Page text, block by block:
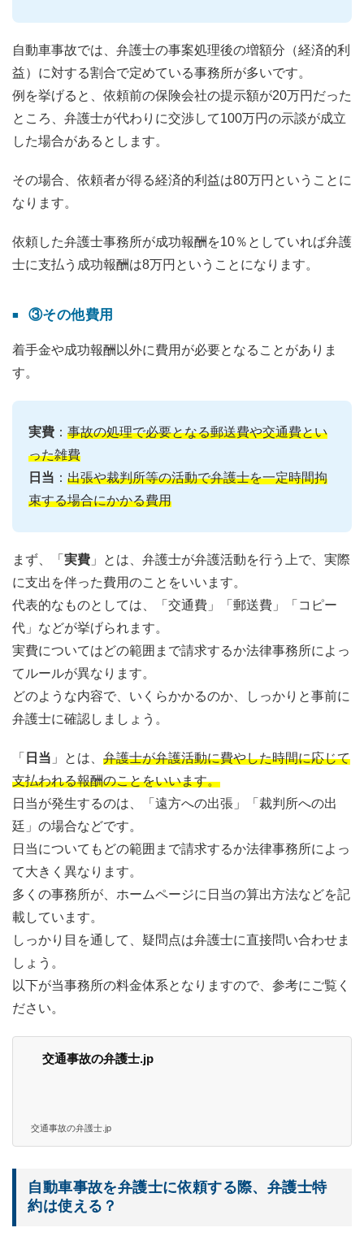
自動車事故では、弁護士の事案処理後の増額分（経済的利
益）に対する割合で定めている事務所が多いです。
例を挙げると、依頼前の保険会社の提示額が20万円だった
ところ、弁護士が代わりに交渉して100万円の示談が成立
した場合があるとします。
その場合、依頼者が得る経済的利益は80万円ということに
なります。
依頼した弁護士事務所が成功報酬を10％としていれば弁護
士に支払う成功報酬は8万円ということになります。
③その他費用
着手金や成功報酬以外に費用が必要となることがありま
す。
実費 ： 事故の処理で必要となる郵送費や交通費とい
った雑費
日当 ： 出張や裁判所等の活動で弁護士を一定時間拘
束する場合にかかる費用
まず、「 実費 」とは、弁護士が弁護活動を行う上で、実際
に支出を伴った費用のことをいいます。
代表的なものとしては、「交通費」「郵送費」「コピー
代」などが挙げられます。
実費についてはどの範囲まで請求するか法律事務所によっ
てルールが異なります。
どのような内容で、いくらかかるのか、しっかりと事前に
弁護士に確認しましょう。
「 日当 」とは、 弁護士が弁護活動に費やした時間に応じて
支払われる報酬のことをいいます。
日当が発生するのは、「遠方への出張」「裁判所への出
廷」の場合などです。
日当についてもどの範囲まで請求するか法律事務所によっ
て大きく異なります。
多くの事務所が、ホームページに日当の算出方法などを記
載しています。
しっかり目を通して、疑問点は弁護士に直接問い合わせま
しょう。
以下が当事務所の料金体系となりますので、参考にご覧く
ださい。
交通事故の弁護士.jp
交通事故の弁護士.jp
自動車事故を弁護士に依頼する際、弁護士特
約は使える？